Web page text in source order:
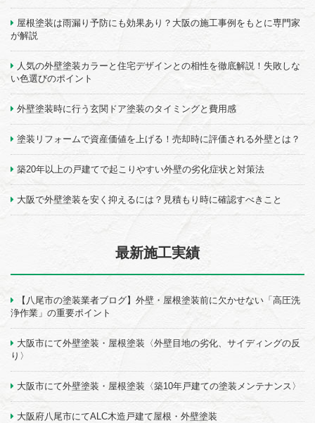
屋根塗装は雨漏り予防にも効果あり？大阪の施工事例をもとに専門家
が解説
人気の外壁塗装カラーと住宅デザインとの相性を徹底解説！失敗しな
い色選びのポイント
外壁塗装時に行う玄関ドア塗装のタイミングと費用感
塗装リフォームで資産価値を上げる！売却時に評価される外壁とは？
築20年以上の戸建てで起こりやすい外壁の劣化症状と対策法
大阪で外壁塗装を安く抑えるには？見積もり時に確認すべきこと
最新施工実績
【八尾市の塗装業者ブログ】外壁・屋根塗装前に欠かせない「高圧洗
浄作業」の重要ポイント
大阪市にて外壁塗装・屋根塗装〈外壁目地の劣化、サイディングの反
り〉
大阪市にて外壁塗装・屋根塗装〈築10年戸建ての塗装メンテナンス〉
大阪府八尾市にてALC木造戸建て屋根・外壁塗装